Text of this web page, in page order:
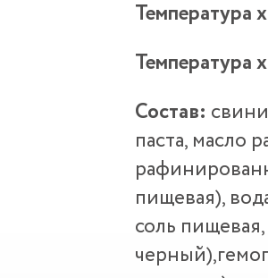
Температура
Температура
Состав:
паста, масло
пищевая),
соль